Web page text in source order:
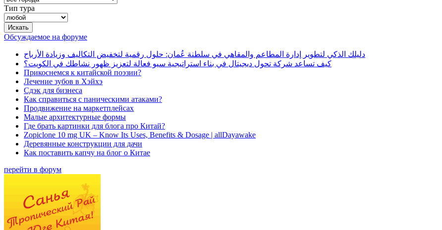
Тип тура
Обсуждаемое на форуме
دليلك الذكي لتطوير إدارة المطاعم والمقاهي في سلطنة عُمان: حلول رقمية لتخفيض التكاليف وزيادة الأرباح
كيف تساعد شركة تحول ديجيتال في بناء استراتيجية سيو فعالة لتعزيز ظهور نشاطك في الكويت؟
Прикоснемся к китайской поэзии?
Лечение зубов в Хэйхэ
Сдэк для бизнеса
Как справиться с паническими атаками?
Продвижение на маркетплейсах
Малые архитектурные формы
Где брать картинки для блога про Китай?
Zopiclone 10 mg UK – Know Its Uses, Benefits & Dosage | allDayawake
Деревянные конструкции для дачи
Как поставить капчу на блог о Китае
перейти в форум